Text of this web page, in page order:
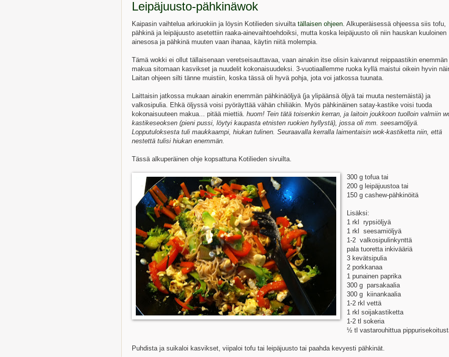
Leipäjuusto-pähkinäwok
Kaipasin vaihtelua arkiruokiin ja löysin Kotilieden sivuilta tällaisen ohjeen. Alkuperäisessä ohjeessa siis tofu,
pähkinä ja leipäjuusto asetettiin raaka-ainevaihtoehdoiksi, mutta koska leipäjuusto oli niin hauskan kuuloinen
ainesosa ja pähkinä muuten vaan ihanaa, käytin niitä molempia.
Tämä wokki ei ollut tällaisenaan veretseisauttavaa, vaan ainakin itse olisin kaivannut reippaastikin enemmän
makua sitomaan kasvikset ja nuudelit kokonaisuudeksi. 3-vuotiaallemme ruoka kyllä maistui oikein hyvin
Laitan ohjeen silti tänne muistiin, koska tässä oli hyvä pohja, jota voi jatkossa tuunata.
Laittaisin jatkossa mukaan ainakin enemmän pähkinäöljyä (ja ylipäänsä öljyä tai muuta nestemäistä) ja
valkosipulia. Ehkä öljyssä voisi pyöräyttää vähän chiliäkin. Myös pähkinäinen satay-kastike voisi tuoda
kokonaisuuteen makua... pitää miettiä. huom! Tein tätä toisenkin kerran, ja laitoin joukkoon tuolloin valmiin
kastikeseoksen (pieni pussi, löytyi kaupasta etnisten ruokien hyllystä), jossa oli mm. seesamöljyä.
Lopputuloksesta tuli maukkaampi, hiukan tulinen. Seuraavalla kerralla laimentaisin wok-kastiketta niin, että
nestettä tulisi hiukan enemmän.
Tässä alkuperäinen ohje kopsattuna Kotilieden sivuilta.
300 g tofua tai
200 g leipäjuustoa tai
150 g cashew-pähkinöitä
Lisäksi:
1 rkl rypsiöljyä
1 rkl seesamiöljyä
1-2 valkosipulinkynttä
pala tuoretta inkivääriä
3 kevätsipulia
2 porkkanaa
1 punainen paprika
300 g parsakaalia
300 g kiinankaalia
1-2 rkl vettä
1 rkl soijakastiketta
1-2 tl sokeria
½ tl vastarouhittua
Puhdista ja suikaloi kasvikset, viipaloi tofu tai leipäjuusto tai paahda kevyesti pähkinät.